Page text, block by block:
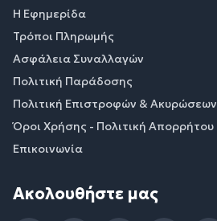
Η Εφημερίδα
Τρόποι Πληρωμής
Ασφάλεια Συναλλαγών
Πολιτική Παράδοσης
Πολιτική Επιστροφών & Ακυρώσεων
Όροι Χρήσης - Πολιτική Απορρήτου
Επικοινωνία
Ακολουθήστε μας